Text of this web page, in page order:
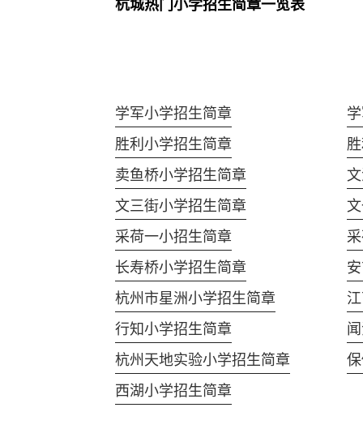
学军小学招生简章
胜利小学招生简章
卖鱼桥小学招生简章
文三街小学招生简章
采荷一小招生简章
长寿桥小学招生简章
杭州市星洲小学招生简章
行知小学招生简章
杭州天地实验小学招生简章
西湖小学招生简章